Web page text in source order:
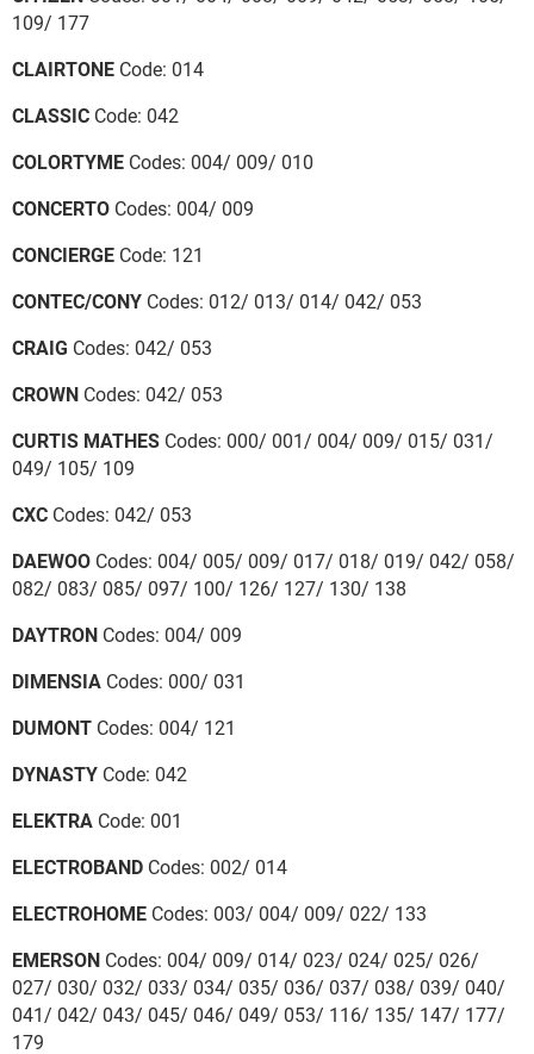
109/ 177
CLAIRTONE Code: 014
CLASSIC Code: 042
COLORTYME Codes: 004/ 009/ 010
CONCERTO Codes: 004/ 009
CONCIERGE Code: 121
CONTEC/CONY Codes: 012/ 013/ 014/ 042/ 053
CRAIG Codes: 042/ 053
CROWN Codes: 042/ 053
CURTIS MATHES Codes: 000/ 001/ 004/ 009/ 015/ 031/
049/ 105/ 109
CXC Codes: 042/ 053
DAEWOO Codes: 004/ 005/ 009/ 017/ 018/ 019/ 042/ 058/
082/ 083/ 085/ 097/ 100/ 126/ 127/ 130/ 138
DAYTRON Codes: 004/ 009
DIMENSIA Codes: 000/ 031
DUMONT Codes: 004/ 121
DYNASTY Code: 042
ELEKTRA Code: 001
ELECTROBAND Codes: 002/ 014
ELECTROHOME Codes: 003/ 004/ 009/ 022/ 133
EMERSON Codes: 004/ 009/ 014/ 023/ 024/ 025/ 026/
027/ 030/ 032/ 033/ 034/ 035/ 036/ 037/ 038/ 039/ 040/
041/ 042/ 043/ 045/ 046/ 049/ 053/ 116/ 135/ 147/ 177/
179